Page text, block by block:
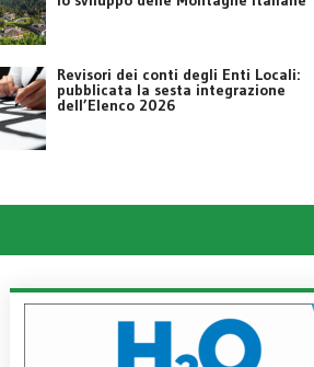
Revisori dei conti degli Enti Locali:
pubblicata la sesta integrazione
dell’Elenco 2026